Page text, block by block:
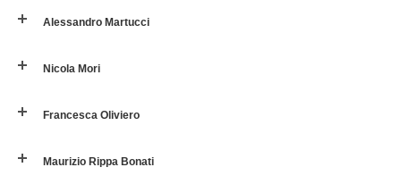
Alessandro Martucci
Nicola Mori
Francesca Oliviero
Maurizio Rippa Bonati